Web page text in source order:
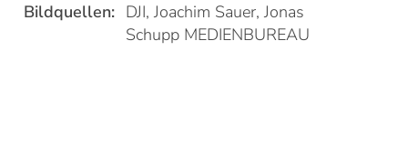
Bildquellen: DJI, Joachim Sauer, Jonas
Schupp MEDIENBUREAU